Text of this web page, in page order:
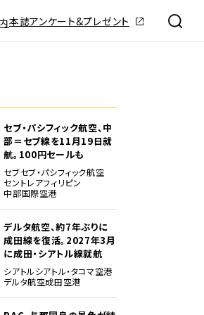
本誌アンケート&プレゼント
セブ・パシフィック航空、中
部＝セブ線を11月19日就
航。100円セールも
セブセブ・パシフィック航空
セントレアフィリピン
中部国際空港
デルタ航空、約7年ぶりに
成田線を復活。2027年3月
に成田・シアトル線就航
シアトルシアトル・タコマ空港
デルタ航空成田空港